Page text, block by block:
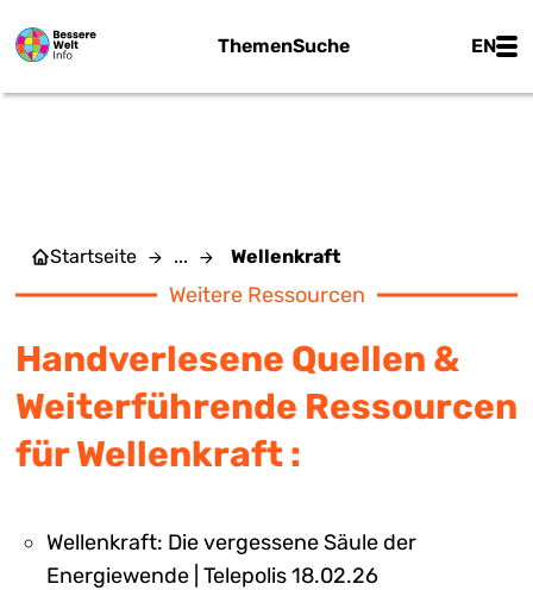
ThemenSuche EN
Startseite ... Wellenkraft
Weitere Ressourcen
Handverlesene Quellen &
Weiterführende Ressourcen
für Wellenkraft :
Wellenkraft: Die vergessene Säule der
Energiewende | Telepolis 18.02.26